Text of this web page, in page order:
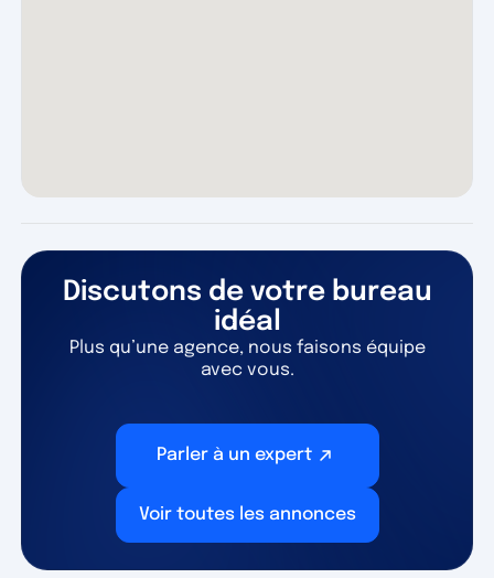
Discutons de votre bureau
idéal
Plus qu’une agence, nous faisons équipe
avec vous.
Parler à un expert
Voir toutes les annonces